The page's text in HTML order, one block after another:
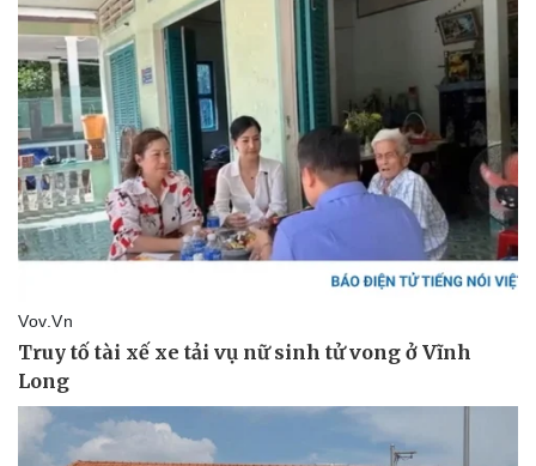
Sức khỏe
Dinh dưỡng - món ngon
Đời sống